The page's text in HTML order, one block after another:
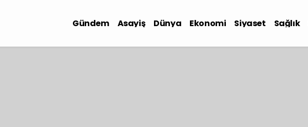
Gündem Asayiş Dünya Ekonomi Siyaset Sağlık